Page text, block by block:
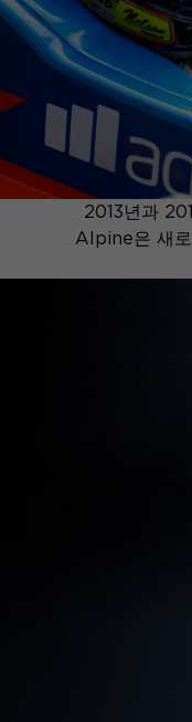
2013년과
Alpine은 새로